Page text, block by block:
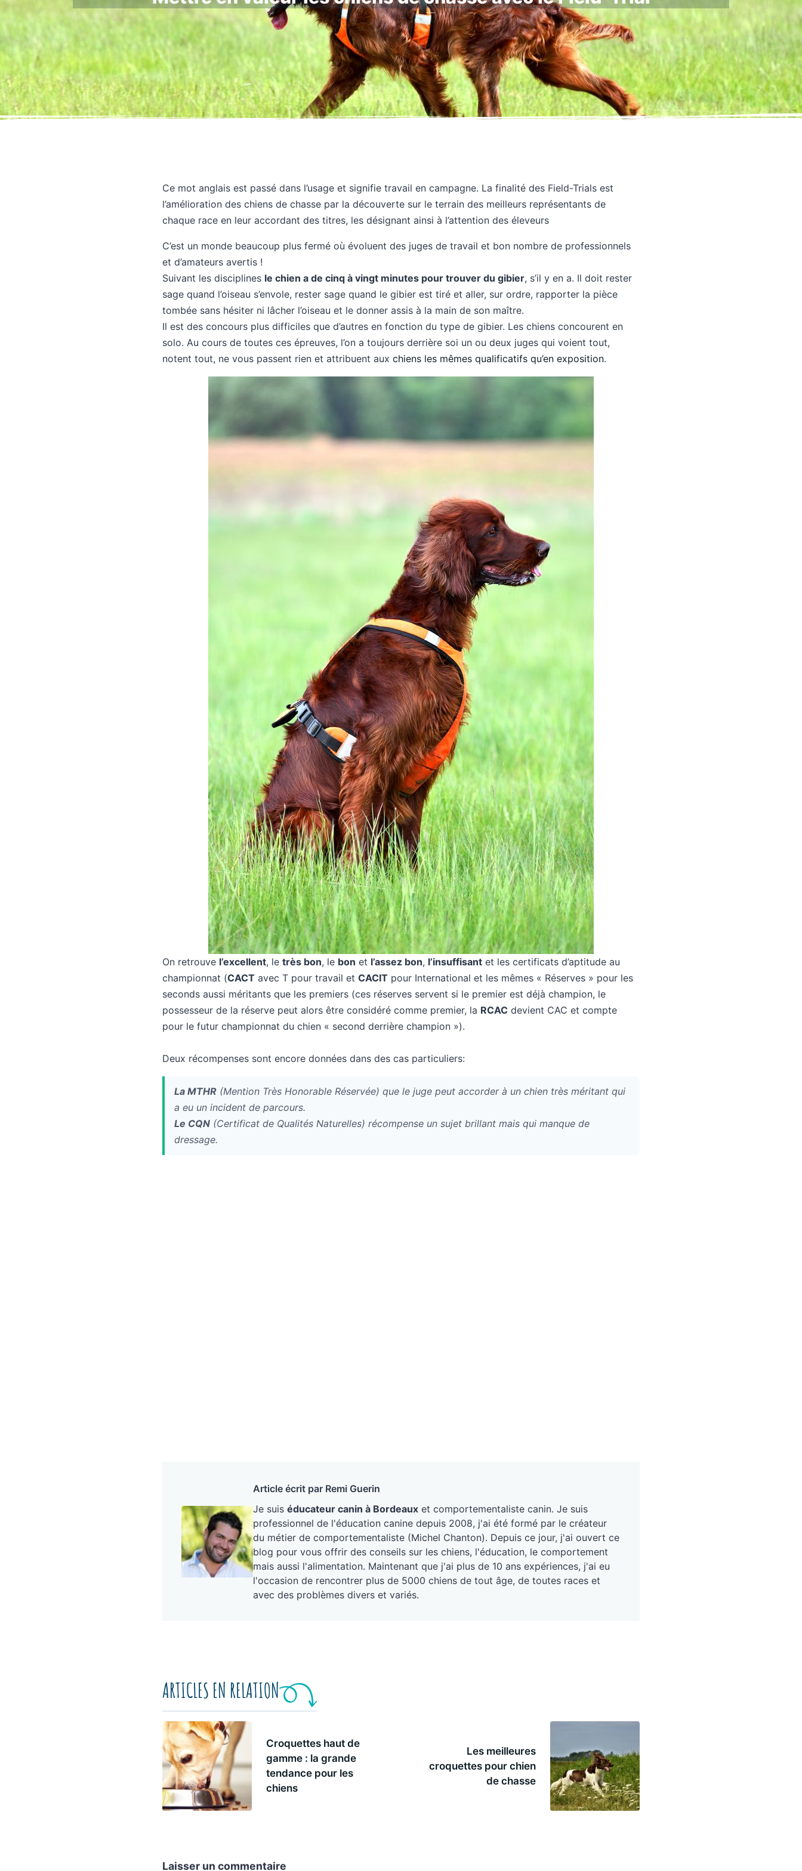
Ce mot anglais est passé dans l’usage et signifie travail en campagne. La finalité des Field-Trials est
l’amélioration des chiens de chasse par la découverte sur le terrain des meilleurs représentants de
chaque race en leur accordant des titres, les désignant ainsi à l’attention des éleveurs
C’est un monde beaucoup plus fermé où évoluent des juges de travail et bon nombre de professionnels
et d’amateurs avertis !
Suivant les disciplines le chien a de cinq à vingt minutes pour trouver du gibier, s’il y en a. Il doit rester
sage quand l’oiseau s’envole, rester sage quand le gibier est tiré et aller, sur ordre, rapporter la pièce
tombée sans hésiter ni lâcher l’oiseau et le donner assis à la main de son maître.
Il est des concours plus difficiles que d’autres en fonction du type de gibier. Les chiens concourent en
solo. Au cours de toutes ces épreuves, l’on a toujours derrière soi un ou deux juges qui voient tout,
notent tout, ne vous passent rien et attribuent aux chiens les mêmes qualificatifs qu’en exposition.
On retrouve l’excellent, le très bon, le bon et l’assez bon, l’insuffisant et les certificats d’aptitude au
championnat (CACT avec T pour travail et CACIT pour International et les mêmes « Réserves » pour les
seconds aussi méritants que les premiers (ces réserves servent si le premier est déjà champion, le
possesseur de la réserve peut alors être considéré comme premier, la RCAC devient CAC et compte
pour le futur championnat du chien « second derrière champion »).
Deux récompenses sont encore données dans des cas particuliers:
La MTHR (Mention Très Honorable Réservée) que le juge peut accorder à un chien très méritant qui
a eu un incident de parcours.
Le CQN (Certificat de Qualités Naturelles) récompense un sujet brillant mais qui manque de
dressage.
Article écrit par Remi Guerin
Je suis éducateur canin à Bordeaux et comportementaliste canin. Je suis
professionnel de l'éducation canine depuis 2008, j'ai été formé par le créateur
du métier de comportementaliste (Michel Chanton). Depuis ce jour, j'ai ouvert ce
blog pour vous offrir des conseils sur les chiens, l'éducation, le comportement
mais aussi l'alimentation. Maintenant que j'ai plus de 10 ans expériences, j'ai eu
l'occasion de rencontrer plus de 5000 chiens de tout âge, de toutes races et
avec des problèmes divers et variés.
ARTICLES EN RELATION
Croquettes haut de
gamme : la grande
tendance pour les
chiens
Les meilleures
croquettes pour chien
de chasse
Laisser un commentaire